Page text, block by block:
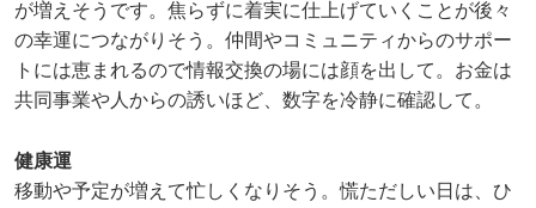
が増えそうです。焦らずに着実に仕上げていくことが後々
の幸運につながりそう。仲間やコミュニティからのサポー
トには恵まれるので情報交換の場には顔を出して。お金は
共同事業や人からの誘いほど、数字を冷静に確認して。
健康運
移動や予定が増えて忙しくなりそう。慌ただしい日は、ひ